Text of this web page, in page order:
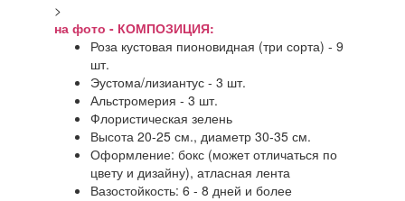
>
на фото - КОМПОЗИЦИЯ:
Роза кустовая пионовидная (три сорта) - 9
шт.
Эустома/лизиантус - 3 шт.
Альстромерия - 3 шт.
Флористическая зелень
Высота 20-25 см., диаметр 30-35 см.
Оформление: бокс (может отличаться по
цвету и дизайну), атласная лента
Вазостойкость: 6 - 8 дней и более